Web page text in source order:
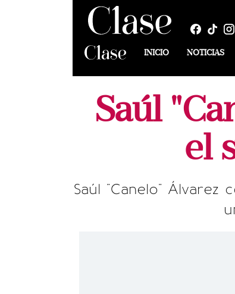
INICIO NOTICIAS
Saúl
el
Saúl "Canelo" Álvarez